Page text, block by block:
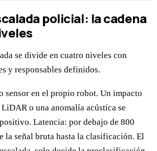
policial: la cadena
se divide en cuatro niveles con
y responsables definidos.
sensor en el propio robot. Un impacto
o una anomalía acústica se
Latencia: por debajo de 800
la señal bruta hasta la clasificación. El